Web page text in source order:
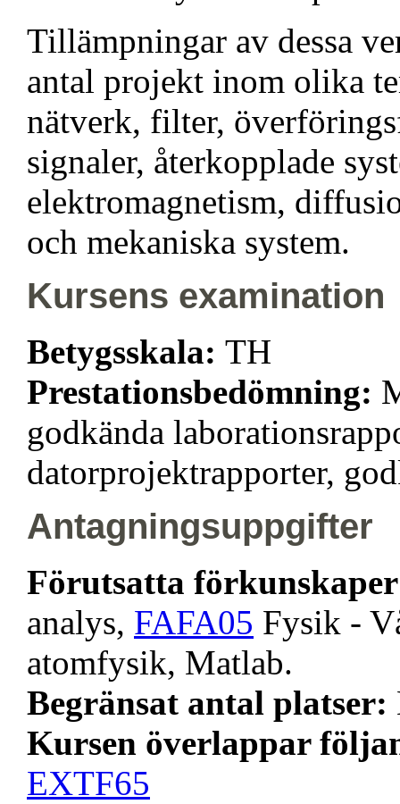
Tillämpningar av dessa
antal projekt inom olika
nätverk, filter,
signaler, återkopplade
elektromagnetism,
och mekaniska system.
Kursens examination
Betygsskala: TH
Prestationsbedömning:
godkända
datorprojektrapporter,
Antagningsuppgifter
Förutsatta
analys, FAFA05 Fysik -
atomfysik, Matlab.
Begränsat antal platser:
Kursen överlappar
EXTF65